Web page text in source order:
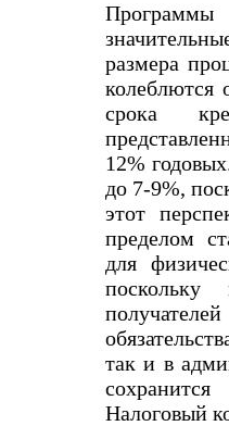
Программы
размера
колеблются
срока
12%
до 7-9%,
этот
пределом
для
так и в
Налоговый